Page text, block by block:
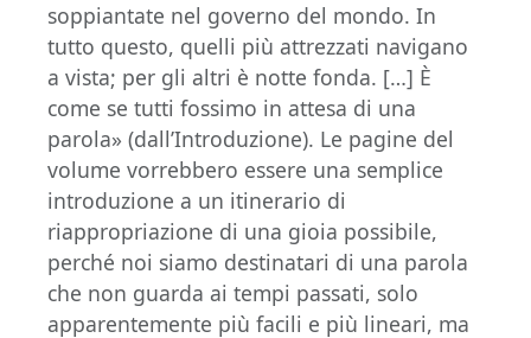
soppiantate nel governo del mondo. In
tutto questo, quelli più attrezzati navigano
a vista; per gli altri è notte fonda. […] È
come se tutti fossimo in attesa di una
parola» (dall’Introduzione). Le pagine del
volume vorrebbero essere una semplice
introduzione a un itinerario di
riappropriazione di una gioia possibile,
perché noi siamo destinatari di una parola
che non guarda ai tempi passati, solo
apparentemente più facili e più lineari, ma